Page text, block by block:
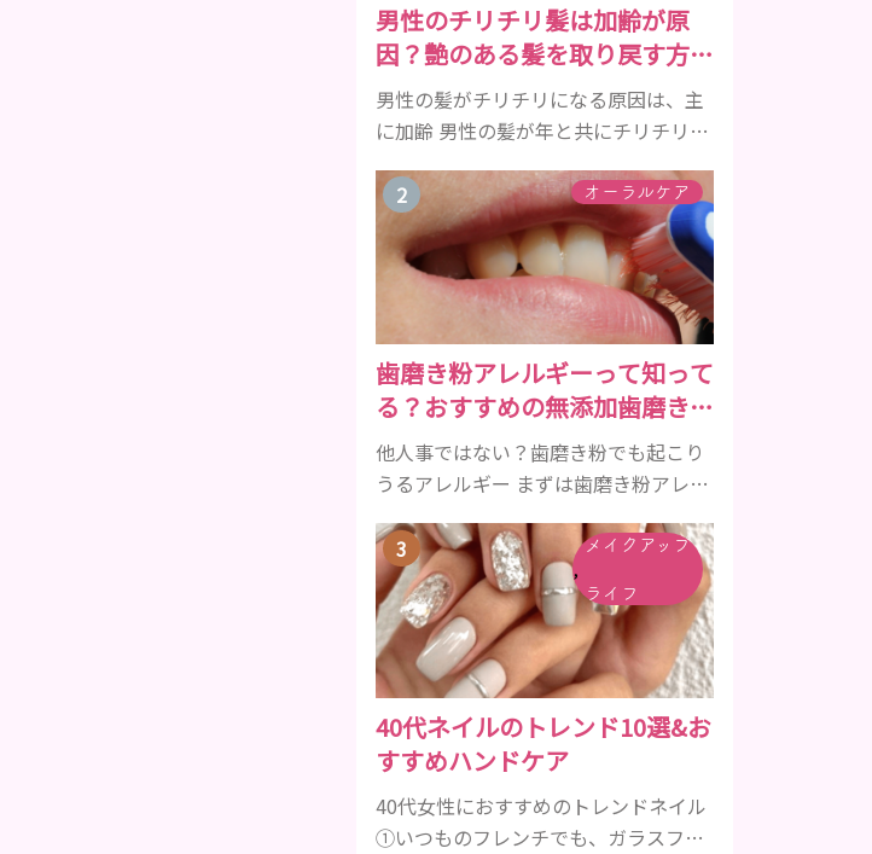
男性のチリチリ髪は加齢が原
因？艶のある髪を取り戻す方法
をご紹介
男性の髪がチリチリになる原因は、主
に加齢 男性の髪が年と共にチリチリに
い頃はしっかりとボリュームがあり、
髪にツヤがあった男性も、いつのまに
か髪がチリチリでペタンとするように
なったと感じる人もいるでしょう。特
に大人の男性としての魅力が出てくる
40代以降の男性に悩んでいる人が多い
傾向があります。 髪が生え変わるサイ
クルは、年齢と共に乱れていきます。
髪が太くならないま...
オーラルケア
歯磨き粉アレルギーって知って
る？おすすめの無添加歯磨き粉
をご紹介
他人事ではない？歯磨き粉でも起こり
うるアレルギー まずは歯磨き粉アレル
ーの症状を解説しますね。 歯磨き粉に
含まれるアレルギーを起こすおそれの
ある成分 まず、普段お使いの歯磨き粉
に含まれているどの成分にアレルギー
を引き起こすおそれがあるのかを説明
しますね。 •フッ素･･･歯の表面のエナ
メルを守り強くしたり、虫歯と防ぐ働
きを持つ成分 •香味料 ･･･歯磨き粉の風
味や爽...
メイクアップ
,
ライフ
40代ネイルのトレンド10選&お
すすめハンドケア
40代女性におすすめのトレンドネイル
①いつものフレンチでも、ガラスフレ